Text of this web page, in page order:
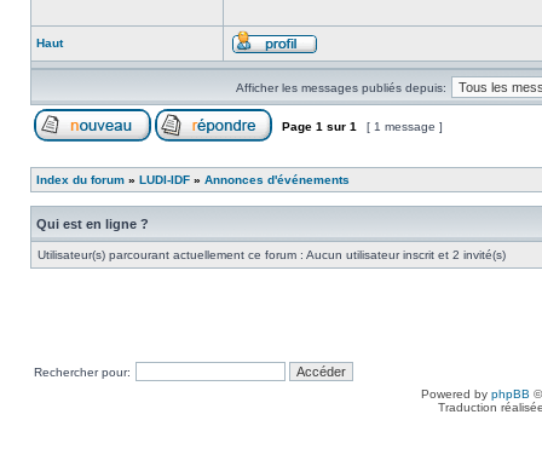
Haut
Afficher les messages publiés depuis:
Page 1 sur 1 [ 1 message ]
Index du forum » LUDI-IDF » Annonces d'événements
Qui est en ligne ?
Utilisateur(s) parcourant actuellement ce forum : Aucun utilisateur inscrit et 2 invité(s)
Rechercher pour:
Powered by phpBB
Traduction